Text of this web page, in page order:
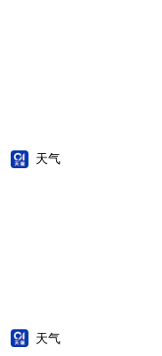
天气
天气